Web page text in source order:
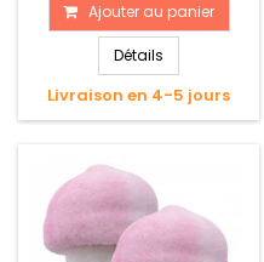
Ajouter au panier
Détails
Livraison en 4-5 jours